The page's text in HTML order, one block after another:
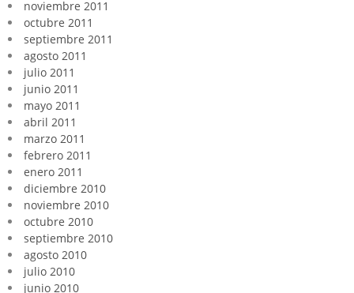
noviembre 2011
octubre 2011
septiembre 2011
agosto 2011
julio 2011
junio 2011
mayo 2011
abril 2011
marzo 2011
febrero 2011
enero 2011
diciembre 2010
noviembre 2010
octubre 2010
septiembre 2010
agosto 2010
julio 2010
junio 2010